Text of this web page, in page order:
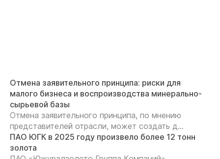
Отмена заявительного принципа: риски для
малого бизнеса и воспроизводства минерально-
сырьевой базы
Отмена заявительного принципа, по мнению
представителей отрасли, может создать д...
ПАО ЮГК в 2025 году произвело более 12 тонн
золота